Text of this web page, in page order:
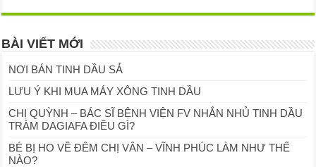
BÀI VIẾT MỚI
NƠI BÁN TINH DẦU SẢ
LƯU Ý KHI MUA MÁY XÔNG TINH DẦU
CHỊ QUỲNH – BÁC SĨ BỆNH VIỆN FV NHẮN NHỦ TINH DẦU
TRÀM DAGIAFA ĐIỀU GÌ?
BÉ BỊ HO VỀ ĐÊM CHỊ VÂN – VĨNH PHÚC LÀM NHƯ THẾ
NÀO?